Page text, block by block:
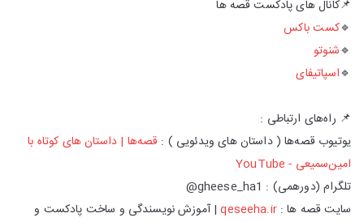
📌کانال های پادکست قصه ها
🔹کست باکس
🔹شنوتو
🔹اسپاتیفای
📌 راه‌های ارتباطی :
یوتیوب قصه‌ها ( داستان های ویدئویی ) : قصه‌ها | داستان های‌ کوتاه با
امین‌سمیعی - YouTube
تلگرام (دورهمی) : gheese_ha1@
سایت قصه ها :qeseeha.ir| آموزش نویسندگی و ساخت پادکست و